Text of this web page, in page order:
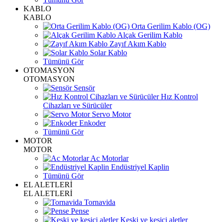
KABLO
KABLO
Orta Gerilim Kablo (OG)
Alçak Gerilim Kablo
Zayıf Akım Kablo
Solar Kablo
Tümünü Gör
OTOMASYON
OTOMASYON
Sensör
Hız Kontrol
Cihazları ve Sürücüler
Servo Motor
Enkoder
Tümünü Gör
MOTOR
MOTOR
Ac Motorlar
Endüstriyel Kaplin
Tümünü Gör
EL ALETLERİ
EL ALETLERİ
Tornavida
Pense
Keski ve kesici aletler